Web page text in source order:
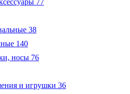
38
140
носы 76
и игрушки 36